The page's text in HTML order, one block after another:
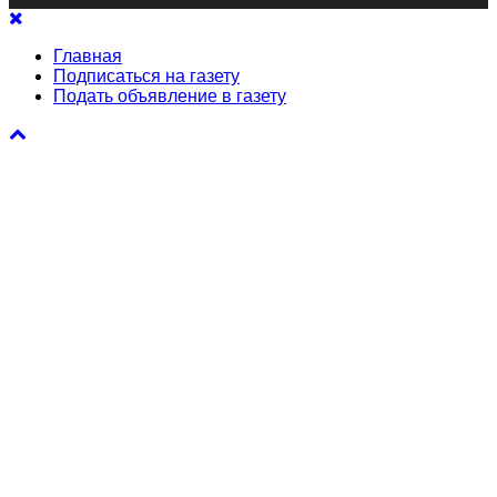
Главная
Подписаться на газету
Подать объявление в газету